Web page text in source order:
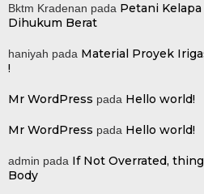
Bktm Kradenan pada Petani
Dihukum Berat
haniyah pada Material Proyek
!
Mr WordPress pada Hello world!
Mr WordPress pada Hello world!
admin pada If Not Overrated,
Body